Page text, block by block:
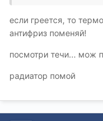
если греется, то
антифриз поменяй!
посмотри течи... мож
радиатор помой